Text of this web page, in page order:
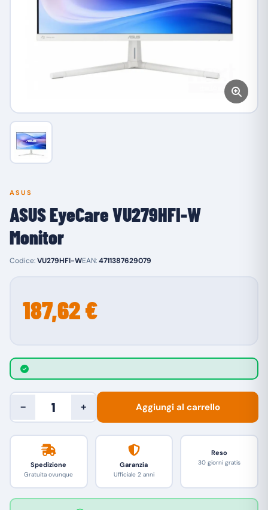
ASUS
ASUS EyeCare VU279HFI-W
Monitor
Codice:VU279HFI-WEAN:4711387629079
187,62 €
− + Aggiungi al carrello
Spedizione
Gratuita ovunque
Garanzia
Ufficiale 2 anni
Reso
30 giorni gratis